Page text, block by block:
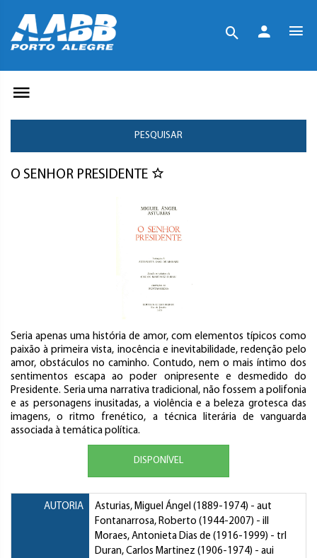
PESQUISAR
O SENHOR PRESIDENTE
Seria apenas uma história de amor, com elementos típicos como
paixão à primeira vista, inocência e inevitabilidade, redenção pelo
amor, obstáculos no caminho. Contudo, nem o mais íntimo dos
sentimentos escapa ao poder onipresente e desmedido do
Presidente. Seria uma narrativa tradicional, não fossem a polifonia
e as personagens inusitadas, a violência e a beleza grotesca das
imagens, o ritmo frenético, a técnica literária de vanguarda
associada à temática política.
DISPONÍVEL
AUTORIA Asturias, Miguel Ángel (1889-1974) - aut
Fontanarrosa, Roberto (1944-2007) - ill
Moraes, Antonieta Dias de (1916-1999) - trl
Duran, Carlos Martinez (1906-1974) - aui